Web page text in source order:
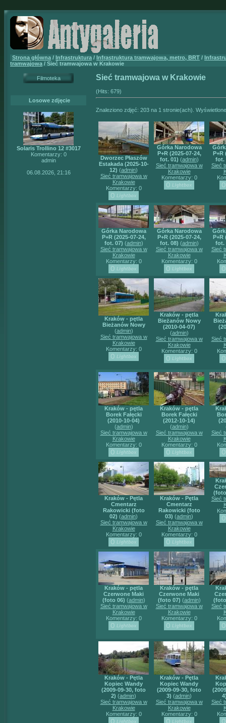
Strona główna / Infrastruktura / Infrastruktura tramwajowa, metro, BRT /
tramwajowa / Sieć tramwajowa w Krakowie
Filmoteka
Losowe zdjęcie
Solaris Trollino 12 #3017
Komentarzy: 0
admin
06.08.2026, 21:16
Sieć tramwajowa w Krakowie
(Hits: 679)
Znaleziono zdjęć: 203 na 1 stronie(ach).
Dworzec Płaszów
Estakada (2025-10-
12) (admin)
Sieć tramwajowa w
Krakowie
Komentarzy: 0
Górka Narodowa
P+R (2025-07-24,
fot. 01) (admin)
Sieć tramwajowa w
Krakowie
Komentarzy: 0
P+R
fot.
Sieć
Górka Narodowa
P+R (2025-07-24,
fot. 07) (admin)
Sieć tramwajowa w
Krakowie
Komentarzy: 0
Górka Narodowa
P+R (2025-07-24,
fot. 08) (admin)
Sieć tramwajowa w
Krakowie
Komentarzy: 0
P+R
fot.
Sieć
Kraków - pętla
Bieżanów Nowy
(admin)
Sieć tramwajowa w
Krakowie
Komentarzy: 0
Kraków - pętla
Bieżanów Nowy
(2010-04-07)
(admin)
Sieć tramwajowa w
Krakowie
Komentarzy: 0
Sieć
Kraków - pętla
Borek Fałęcki
(2010-10-04)
(admin)
Sieć tramwajowa w
Krakowie
Komentarzy: 0
Kraków - pętla
Borek Fałęcki
(2012-10-14)
(admin)
Sieć tramwajowa w
Krakowie
Komentarzy: 0
Sieć
Kraków - Pętla
Cmentarz
Rakowicki (foto
02) (admin)
Sieć tramwajowa w
Krakowie
Komentarzy: 0
Kraków - Pętla
Cmentarz
Rakowicki (foto
03) (admin)
Sieć tramwajowa w
Krakowie
Komentarzy: 0
Sieć
Kraków - pętla
Czerwone Maki
(foto 06) (admin)
Sieć tramwajowa w
Krakowie
Komentarzy: 0
Kraków - pętla
Czerwone Maki
(foto 07) (admin)
Sieć tramwajowa w
Krakowie
Komentarzy: 0
Sieć
Kraków - Pętla
Kopiec Wandy
(2009-09-30, foto
2) (admin)
Sieć tramwajowa w
Krakowie
Komentarzy: 0
Kraków - Pętla
Kopiec Wandy
(2009-09-30, foto
3) (admin)
Sieć tramwajowa w
Krakowie
Komentarzy: 0
Sieć